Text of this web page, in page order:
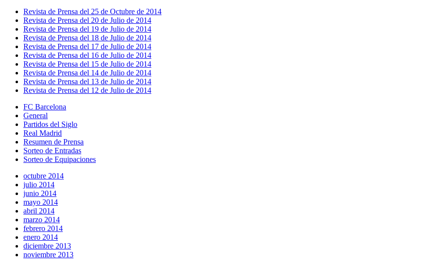
Revista de Prensa del 25 de Octubre de 2014
Revista de Prensa del 20 de Julio de 2014
Revista de Prensa del 19 de Julio de 2014
Revista de Prensa del 18 de Julio de 2014
Revista de Prensa del 17 de Julio de 2014
Revista de Prensa del 16 de Julio de 2014
Revista de Prensa del 15 de Julio de 2014
Revista de Prensa del 14 de Julio de 2014
Revista de Prensa del 13 de Julio de 2014
Revista de Prensa del 12 de Julio de 2014
FC Barcelona
General
Partidos del Siglo
Real Madrid
Resumen de Prensa
Sorteo de Entradas
Sorteo de Equipaciones
octubre 2014
julio 2014
junio 2014
mayo 2014
abril 2014
marzo 2014
febrero 2014
enero 2014
diciembre 2013
noviembre 2013